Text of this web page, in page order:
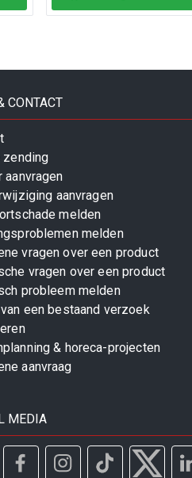
CONTACT
zending
aanvragen
aanvragen
melden
melden
vragen over een product
vragen over een product
probleem melden
een bestaand verzoek
& horeca-projecten
aanvraag
MEDIA